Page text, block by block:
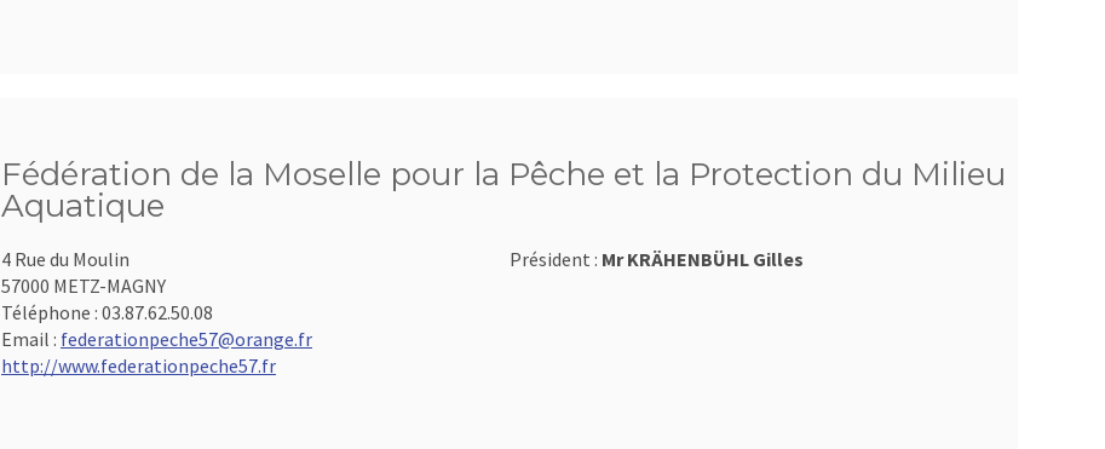
Fédération de la Moselle pour la Pêche et la Protection du Milieu
Aquatique
4 Rue du Moulin
57000 METZ-MAGNY
Téléphone : 03.87.62.50.08
Email : federationpeche57@orange.fr
http://www.federationpeche57.fr
Président : Mr KRÄHENBÜHL Gilles